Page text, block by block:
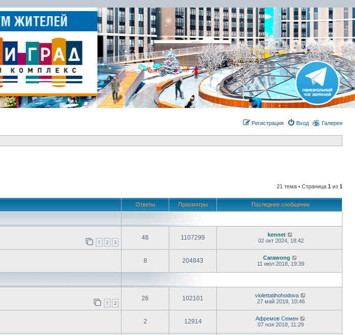
Галерея
Вход
Регистрация
21 тема • Страница 1 из 1
Ответы Просмотры Последнее сообщение
1 2 3
48 1107299
kennet
02 окт 2024, 18:42
8 204843
Carawong
11 июл 2018, 19:39
1 2
26 102101
violettatihohodova
27 май 2019, 10:46
2 12914
Афремов Семен
07 ноя 2018, 11:29